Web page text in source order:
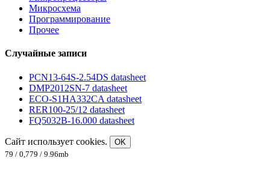
Микросхема
Программирование
Прочее
Случайные записи
PCN13-64S-2.54DS datasheet
DMP2012SN-7 datasheet
ECO-S1HA332CA datasheet
RER100-25/12 datasheet
FQ5032B-16.000 datasheet
Сайт использует cookies.
OK
79 / 0,779 / 9.96mb